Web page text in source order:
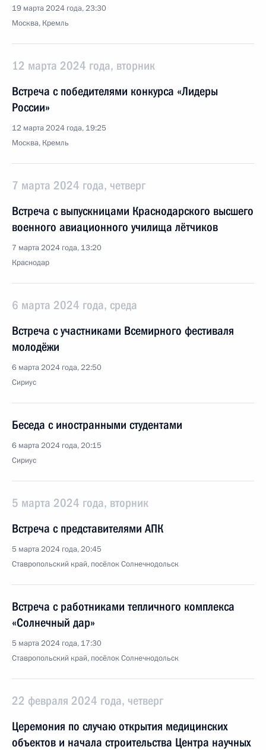
19 марта 2024 года, 23:30
Москва, Кремль
12 марта 2024 года, вторник
Встреча с победителями конкурса «Лидеры
России»
12 марта 2024 года, 19:25
Москва, Кремль
7 марта 2024 года, четверг
Встреча с выпускницами Краснодарского высшего
военного авиационного училища лётчиков
7 марта 2024 года, 13:20
Краснодар
6 марта 2024 года, среда
Встреча с участниками Всемирного фестиваля
молодёжи
6 марта 2024 года, 22:50
Сириус
Беседа с иностранными студентами
6 марта 2024 года, 20:15
Сириус
5 марта 2024 года, вторник
Встреча с представителями АПК
5 марта 2024 года, 20:45
Ставропольский край, посёлок Солнечнодольск
Встреча с работниками тепличного комплекса
«Солнечный дар»
5 марта 2024 года, 17:30
Ставропольский край, посёлок Солнечнодольск
22 февраля 2024 года, четверг
Церемония по случаю открытия медицинских
объектов и начала строительства Центра научных